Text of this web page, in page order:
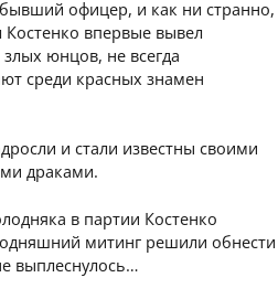
офицер, и как ни странно,
впервые вывел
юнцов, не всегда
среди красных знамен
и стали известны своими
драками.
в партии Костенко
митинг решили обнести
выплеснулось…